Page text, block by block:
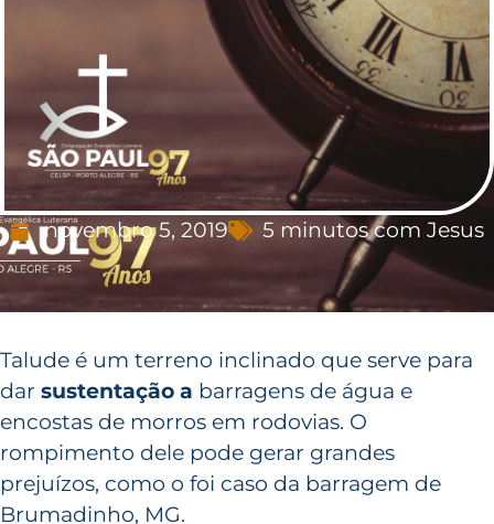
novembro 5, 2019 5 minutos com Jesus
Talude é um terreno inclinado que serve para
dar sustentação a barragens de água e
encostas de morros em rodovias. O
rompimento dele pode gerar grandes
prejuízos, como o foi caso da barragem de
Brumadinho, MG.